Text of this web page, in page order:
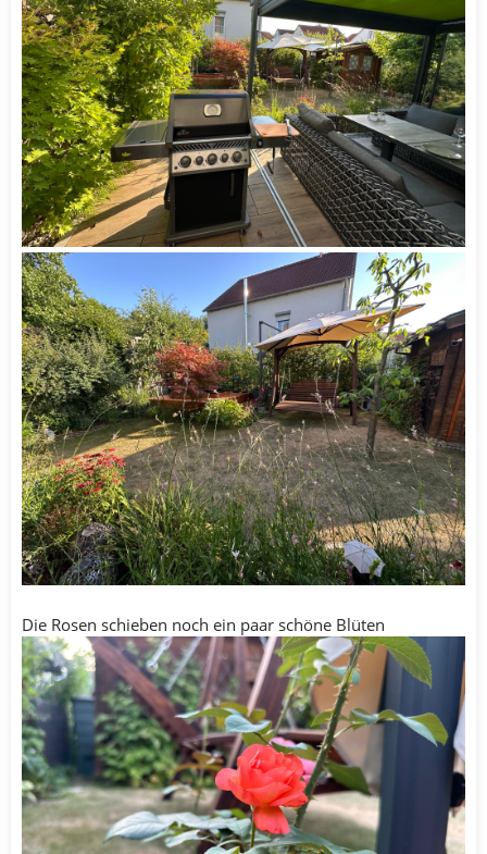
Die Rosen schieben noch ein paar schöne Blüten